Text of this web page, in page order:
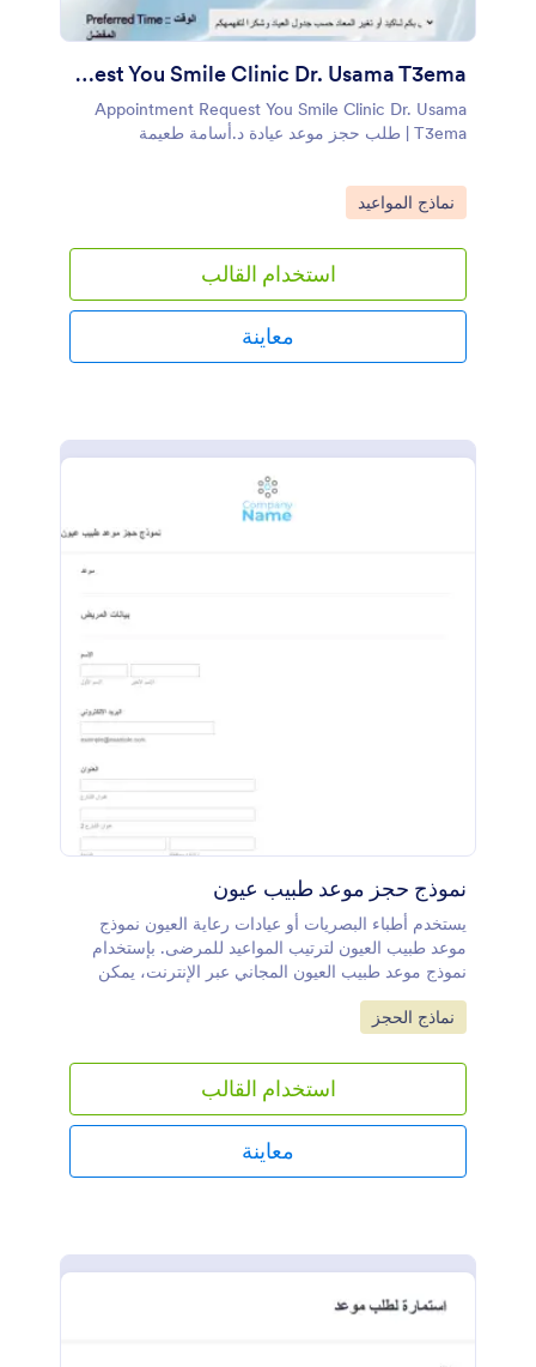
Appointment Request You Smile Clinic Dr. Usama T3ema | طلب حجز موعد عيادة د.أسام
Appointment Request You Smile Clinic Dr. Usama
T3ema | طلب حجز موعد عيادة د.أسامة طعيمة
Go to Category:
نماذج المواعيد
استخدام القالب
معاينة
نموذج حجز موعد طبيب عيون
يستخدم أطباء البصريات أو عيادات رعاية العيون نموذج
موعد طبيب العيون لترتيب المواعيد للمرضى. بإستخدام
نموذج موعد طبيب العيون المجاني عبر الإنترنت، يمكن
لمركز قياس البصر الخاص بك جمع تفاصيل الإتصال
بالمرضى والسماح لهم بطلب مواعيد محددة. بمجرد أن
الإلكتروني لتأكيد الوقت المطلوب. يتم تخزين جميع طلبات
المواعيد عبر الإنترنت في حساب جوت فورم الخاص بك،
مما يؤدي تلقائيا إلى إنشاء قاعدة بيانات رقمية آمنة
لسجلات المواعيد. الجمال في عين الناظر، لذا امنح نموذج
موعد طبيب العيون الخاص بك بالشكل الذي تريده
المستخدم و 130 تطبيق متكامل لزيادة الإنتاجية، فإن
بمزامنة النموذج الخاص بك مع نظام "سي ار أم" مثل
Go to Category:
نماذج الحجز
استخدام القالب
معاينة